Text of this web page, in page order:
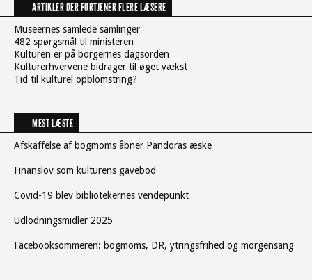
ARTIKLER DER FORTJENER FLERE LÆSERE
Museernes samlede samlinger
482 spørgsmål til ministeren
Kulturen er på borgernes dagsorden
Kulturerhvervene bidrager til øget vækst
Tid til kulturel opblomstring?
MEST LÆSTE
Afskaffelse af bogmoms åbner Pandoras æske
Finanslov som kulturens gavebod
Covid-19 blev bibliotekernes vendepunkt
Udlodningsmidler 2025
Facebooksommeren: bogmoms, DR, ytringsfrihed og morgensang